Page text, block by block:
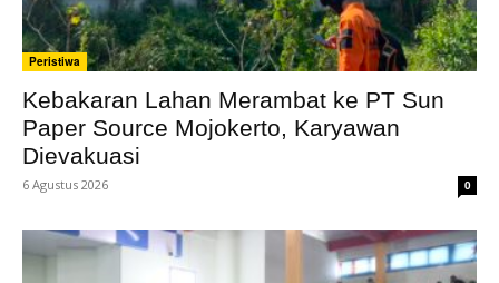
Peristiwa
Kebakaran Lahan Merambat ke PT Sun
Paper Source Mojokerto, Karyawan
Dievakuasi
6 Agustus 2026 0